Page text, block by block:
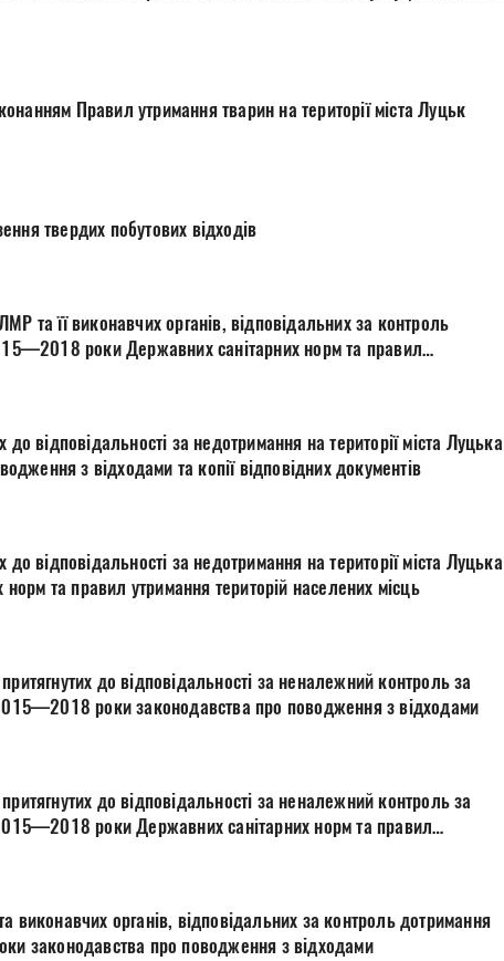
Правил утримання тварин на території міста Луцьк
твердих побутових відходів
та її виконавчих органів, відповідальних за контроль
роки Державних санітарних норм та правил
відповідальності за недотримання на території міста Луцька
про поводження з відходами та копії відповідних документів
відповідальності за недотримання на території міста Луцька
санітарних норм та правил утримання територій населених місць
до відповідальності за неналежний контроль за
дотриманням на території міста Луцька за 2015—2018 роки законодавства про поводження з відходами
до відповідальності за неналежний контроль за
роки Державних санітарних норм та правил
виконавчих органів, відповідальних за контроль дотримання
на території міста Луцька за 2015—2018 роки законодавства про поводження з відходами